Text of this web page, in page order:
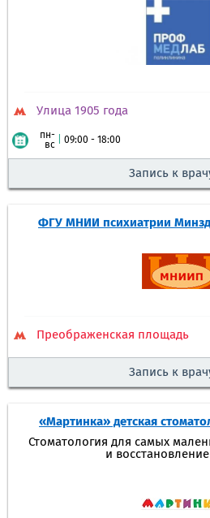
Улица 1905 года
пн-
вс
09:00 - 18:00
Запись к
ФГУ МНИИ психиатрии
Преображенская площадь
Запись к
«Мартинка» детская
Стоматология для самых
и